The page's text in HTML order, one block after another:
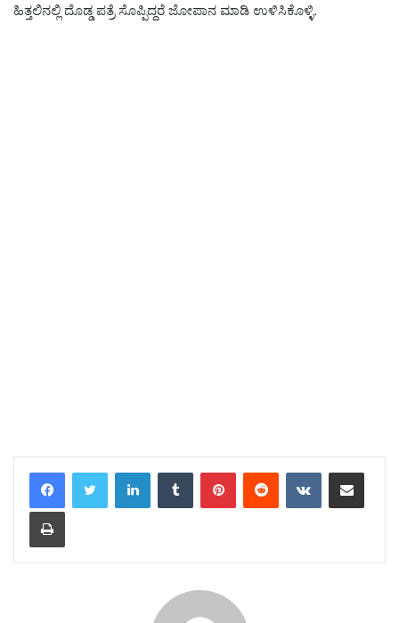
ಹಿತ್ತಲಿನಲ್ಲಿ ದೊಡ್ಡ ಪತ್ರೆ ಸೊಪ್ಪಿದ್ದರೆ ಜೋಪಾನ ಮಾಡಿ ಉಳಿಸಿಕೊಳ್ಳಿ.
LinkedInTumblr PinterestReddit VKontakteShare via Email
Print